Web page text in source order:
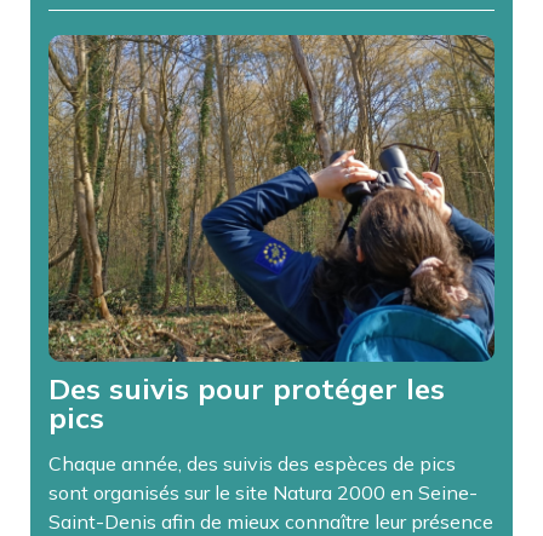
Des suivis pour protéger les
pics
Chaque année, des suivis des espèces de pics
sont organisés sur le site Natura 2000 en Seine-
Saint-Denis afin de mieux connaître leur présence